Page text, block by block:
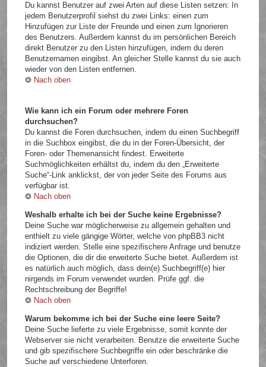
Du kannst Benutzer auf zwei Arten auf diese Listen setzen: In
jedem Benutzerprofil siehst du zwei Links: einen zum
Hinzufügen zur Liste der Freunde und einen zum Ignorieren
des Benutzers. Außerdem kannst du im persönlichen Bereich
direkt Benutzer zu den Listen hinzufügen, indem du deren
Benutzernamen eingibst. An gleicher Stelle kannst du sie auch
wieder von den Listen entfernen.
Nach oben
Wie kann ich ein Forum oder mehrere Foren
durchsuchen?
Du kannst die Foren durchsuchen, indem du einen Suchbegriff
in die Suchbox eingibst, die du in der Foren-Übersicht, der
Foren- oder Themenansicht findest. Erweiterte
Suchmöglichkeiten erhältst du, indem du den „Erweiterte
Suche“-Link anklickst, der von jeder Seite des Forums aus
verfügbar ist.
Nach oben
Weshalb erhalte ich bei der Suche keine Ergebnisse?
Deine Suche war möglicherweise zu allgemein gehalten und
enthielt zu viele gängige Wörter, welche von phpBB3 nicht
indiziert werden. Stelle eine spezifischere Anfrage und benutze
die Optionen, die dir die erweiterte Suche bietet. Außerdem ist
es natürlich auch möglich, dass dein(e) Suchbegriff(e) hier
nirgends im Forum verwendet wurden. Prüfe ggf. die
Rechtschreibung der Begriffe!
Nach oben
Warum bekomme ich bei der Suche eine leere Seite?
Deine Suche lieferte zu viele Ergebnisse, somit konnte der
Webserver sie nicht verarbeiten. Benutze die erweiterte Suche
und gib spezifischere Suchbegriffe ein oder beschränke die
Suche auf verschiedene Unterforen.